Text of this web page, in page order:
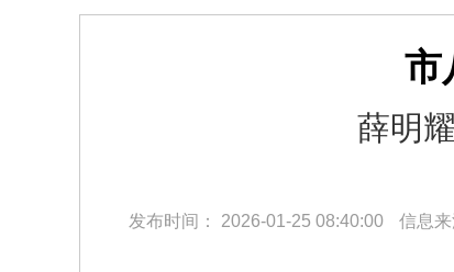
市
薛明
发布时间： 2026-01-25 08:40:00 信息来